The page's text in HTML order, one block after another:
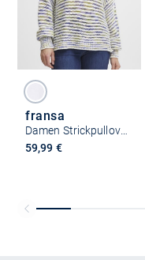
fransa
Damen Strickpullover FRLEA
59,99 €